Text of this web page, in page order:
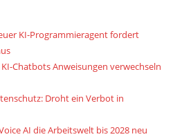
KI-Programmieragent fordert
Chatbots Anweisungen verwechseln
Droht ein Verbot in
AI die Arbeitswelt bis 2028 neu